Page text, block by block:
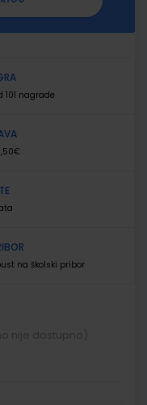
101 nagrade
na školski pribor